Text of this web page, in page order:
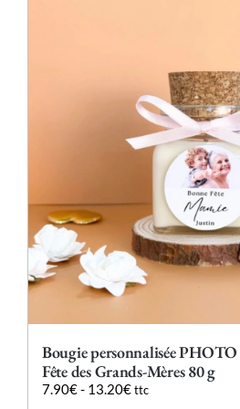
sur
la
page
du
Bougie personnalisée
Fête des Grands-Mères 80 g
7.90€- 13.20€ ttc